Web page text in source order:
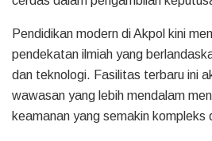
Pendidikan modern di Akpol kini
pendekatan ilmiah yang
dan teknologi. Fasilitas terbaru ini
wawasan yang lebih mendalam
keamanan yang semakin kompleks